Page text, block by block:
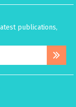
publications,